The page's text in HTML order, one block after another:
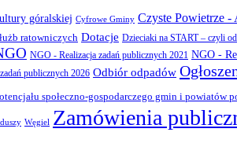
góralskiej Cyfrowe Gminy Czyste Powietrze -
ratowniczych Dotacje Dzieciaki na START – czyli
NGO - Realizacja zadań publicznych 2021 NGO -
publicznych 2026 Odbiór odpadów
społeczno-gospodarczego gmin i powiatów
Węgiel Zamówienia